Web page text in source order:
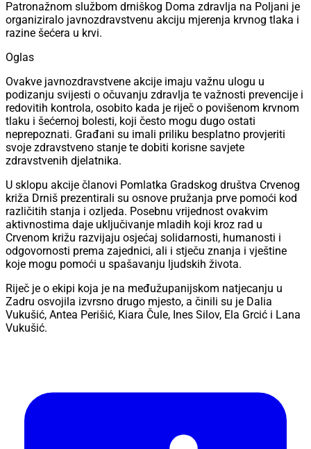
Patronažnom službom drniškog Doma zdravlja na Poljani je
organiziralo javnozdravstvenu akciju mjerenja krvnog tlaka i
razine šećera u krvi.
Oglas
Ovakve javnozdravstvene akcije imaju važnu ulogu u
podizanju svijesti o očuvanju zdravlja te važnosti prevencije i
redovitih kontrola, osobito kada je riječ o povišenom krvnom
tlaku i šećernoj bolesti, koji često mogu dugo ostati
neprepoznati. Građani su imali priliku besplatno provjeriti
svoje zdravstveno stanje te dobiti korisne savjete
zdravstvenih djelatnika.
U sklopu akcije članovi Pomlatka Gradskog društva Crvenog
križa Drniš prezentirali su osnove pružanja prve pomoći kod
različitih stanja i ozljeda. Posebnu vrijednost ovakvim
aktivnostima daje uključivanje mladih koji kroz rad u
Crvenom križu razvijaju osjećaj solidarnosti, humanosti i
odgovornosti prema zajednici, ali i stječu znanja i vještine
koje mogu pomoći u spašavanju ljudskih života.
Riječ je o ekipi koja je na međužupanijskom natjecanju u
Zadru osvojila izvrsno drugo mjesto, a činili su je Dalia
Vukušić, Antea Perišić, Kiara Čule, Ines Silov, Ela Grcić i Lana
Vukušić.